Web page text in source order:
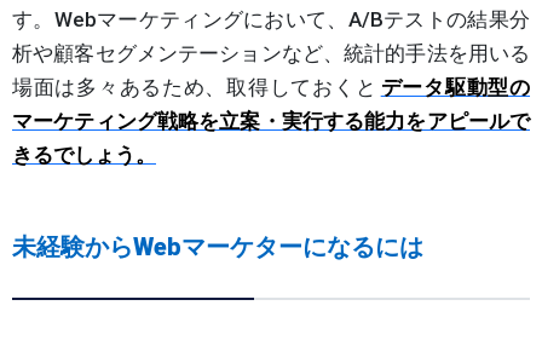
す。Webマーケティングにおいて、A/Bテストの結果分
析や顧客セグメンテーションなど、統計的手法を用いる
場面は多々あるため、取得しておくと データ駆動型の
マーケティング戦略を立案・実行する能力をアピールで
きるでしょう 。
未経験からWebマーケターになるには